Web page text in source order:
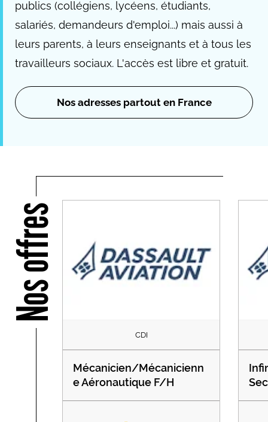
publics (collégiens, lycéens, étudiants,
salariés, demandeurs d'emploi...) mais aussi à
leurs parents, à leurs enseignants et à tous les
travailleurs sociaux. L'accès est libre et gratuit.
Nos adresses partout en France
Nos offres
CDI
Mécanicien/Mécanicienn
e Aéronautique F/H